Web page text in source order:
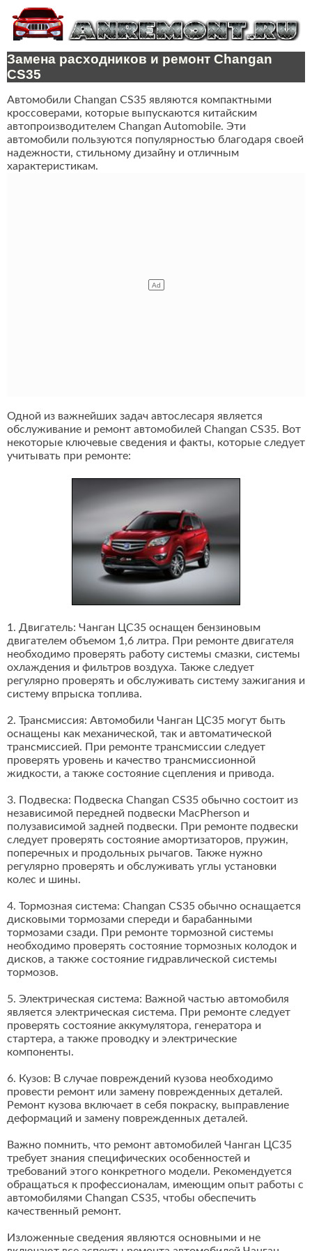
Замена расходников и ремонт Changan
CS35
Автомобили Changan CS35 являются компактными
кроссоверами, которые выпускаются китайским
автопроизводителем Changan Automobile. Эти
автомобили пользуются популярностью благодаря своей
надежности, стильному дизайну и отличным
характеристикам.
Одной из важнейших задач автослесаря является
обслуживание и ремонт автомобилей Changan CS35. Вот
некоторые ключевые сведения и факты, которые следует
учитывать при ремонте:
1. Двигатель: Чанган ЦС35 оснащен бензиновым
двигателем объемом 1,6 литра. При ремонте двигателя
необходимо проверять работу системы смазки, системы
охлаждения и фильтров воздуха. Также следует
регулярно проверять и обслуживать систему зажигания и
систему впрыска топлива.
2. Трансмиссия: Автомобили Чанган ЦС35 могут быть
оснащены как механической, так и автоматической
трансмиссией. При ремонте трансмиссии следует
проверять уровень и качество трансмиссионной
жидкости, а также состояние сцепления и привода.
3. Подвеска: Подвеска Changan CS35 обычно состоит из
независимой передней подвески MacPherson и
полузависимой задней подвески. При ремонте подвески
следует проверять состояние амортизаторов, пружин,
поперечных и продольных рычагов. Также нужно
регулярно проверять и обслуживать углы установки
колес и шины.
4. Тормозная система: Changan CS35 обычно оснащается
дисковыми тормозами спереди и барабанными
тормозами сзади. При ремонте тормозной системы
необходимо проверять состояние тормозных колодок и
дисков, а также состояние гидравлической системы
тормозов.
5. Электрическая система: Важной частью автомобиля
является электрическая система. При ремонте следует
проверять состояние аккумулятора, генератора и
стартера, а также проводку и электрические
компоненты.
6. Кузов: В случае повреждений кузова необходимо
провести ремонт или замену поврежденных деталей.
Ремонт кузова включает в себя покраску, выправление
деформаций и замену поврежденных деталей.
Важно помнить, что ремонт автомобилей Чанган ЦС35
требует знания специфических особенностей и
требований этого конкретного модели. Рекомендуется
обращаться к профессионалам, имеющим опыт работы с
автомобилями Changan CS35, чтобы обеспечить
качественный ремонт.
Изложенные сведения являются основными и не